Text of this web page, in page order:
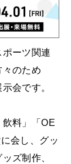
ーツ関連
のため
会です。
飲料」「OE
会し、グッ
ズ制作、